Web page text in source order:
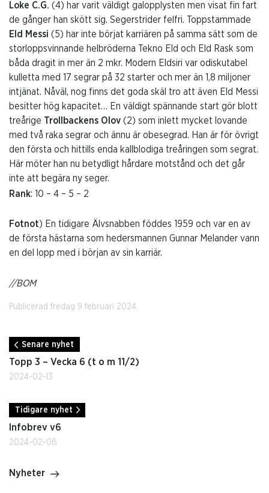
Loke C.G. (4) har varit väldigt galopplysten men visat fin fart
de gånger han skött sig. Segerstrider felfri. Toppstammade
Eld Messi (5) har inte börjat karriären på samma sätt som de
storloppsvinnande helbröderna Tekno Eld och Eld Rask som
båda dragit in mer än 2 mkr. Modern Eldsiri var odiskutabel
kulletta med 17 segrar på 32 starter och mer än 1,8 miljoner
intjänat. Nåväl, nog finns det goda skäl tro att även Eld Messi
besitter hög kapacitet… En väldigt spännande start gör blott
treårige Trollbackens Olov (2) som inlett mycket lovande
med två raka segrar och ännu är obesegrad. Han är för övrigt
den första och hittills enda kallblodiga treåringen som segrat.
Här möter han nu betydligt hårdare motstånd och det går
inte att begära ny seger.
Rank: 10 – 4 – 5 – 2
Fotnot) En tidigare Älvsnabben föddes 1959 och var en av
de första hästarna som hedersmannen Gunnar Melander vann
en del lopp med i början av sin karriär.
//BOM
Publicerad fredag 9 februari 2024.
Senare nyhet
Topp 3 – Vecka 6 (t o m 11/2)
2024-02-13
Tidigare nyhet
Infobrev v6
2024-02-06
Nyheter